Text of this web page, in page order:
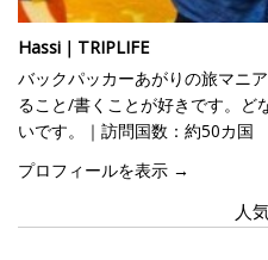
Hassi｜TRIPLIFE
バックパッカーあがりの旅マニ
ること/書くことが好きです。ど
いです。｜訪問国数：約50カ国
プロフィールを表示 →
人